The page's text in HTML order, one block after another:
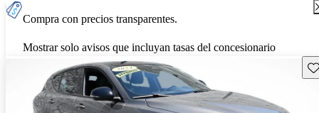
Compra con precios transparentes.
Mostrar solo avisos que incluyan tasas del concesionario